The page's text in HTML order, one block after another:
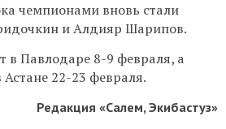
чемпионами вновь стали
и Алдияр Шарипов.
в Павлодаре 8-9 февраля, а
22-23 февраля.
Редакция «Салем, Экибастуз»